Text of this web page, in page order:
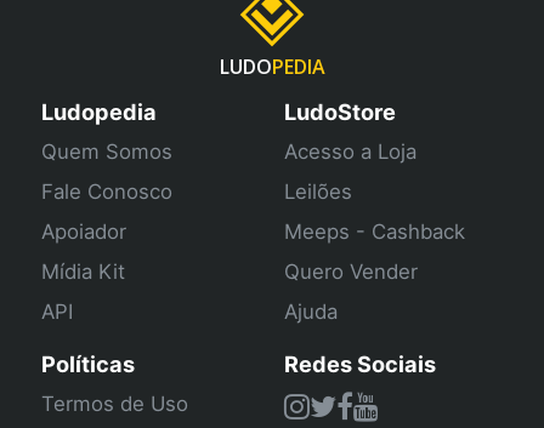
LUDOPEDIA
Ludopedia
Quem Somos
Fale Conosco
Apoiador
Mídia Kit
API
LudoStore
Acesso a Loja
Leilões
Meeps - Cashback
Quero Vender
Ajuda
Políticas
Termos de Uso
Redes Sociais